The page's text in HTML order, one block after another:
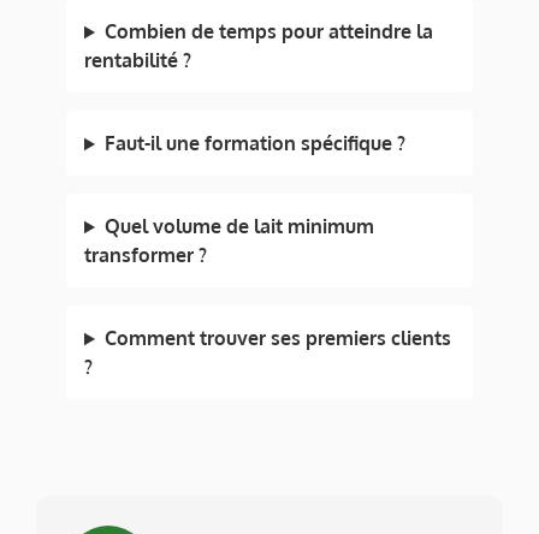
Combien de temps pour atteindre la
rentabilité ?
Faut-il une formation spécifique ?
Quel volume de lait minimum
transformer ?
Comment trouver ses premiers clients
?